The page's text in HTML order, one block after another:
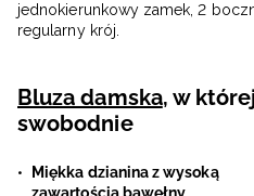
jednokierunkowy zamek, 2
regularny krój.
Bluza damska, w
swobodnie
Miękka dzianina z wysoką